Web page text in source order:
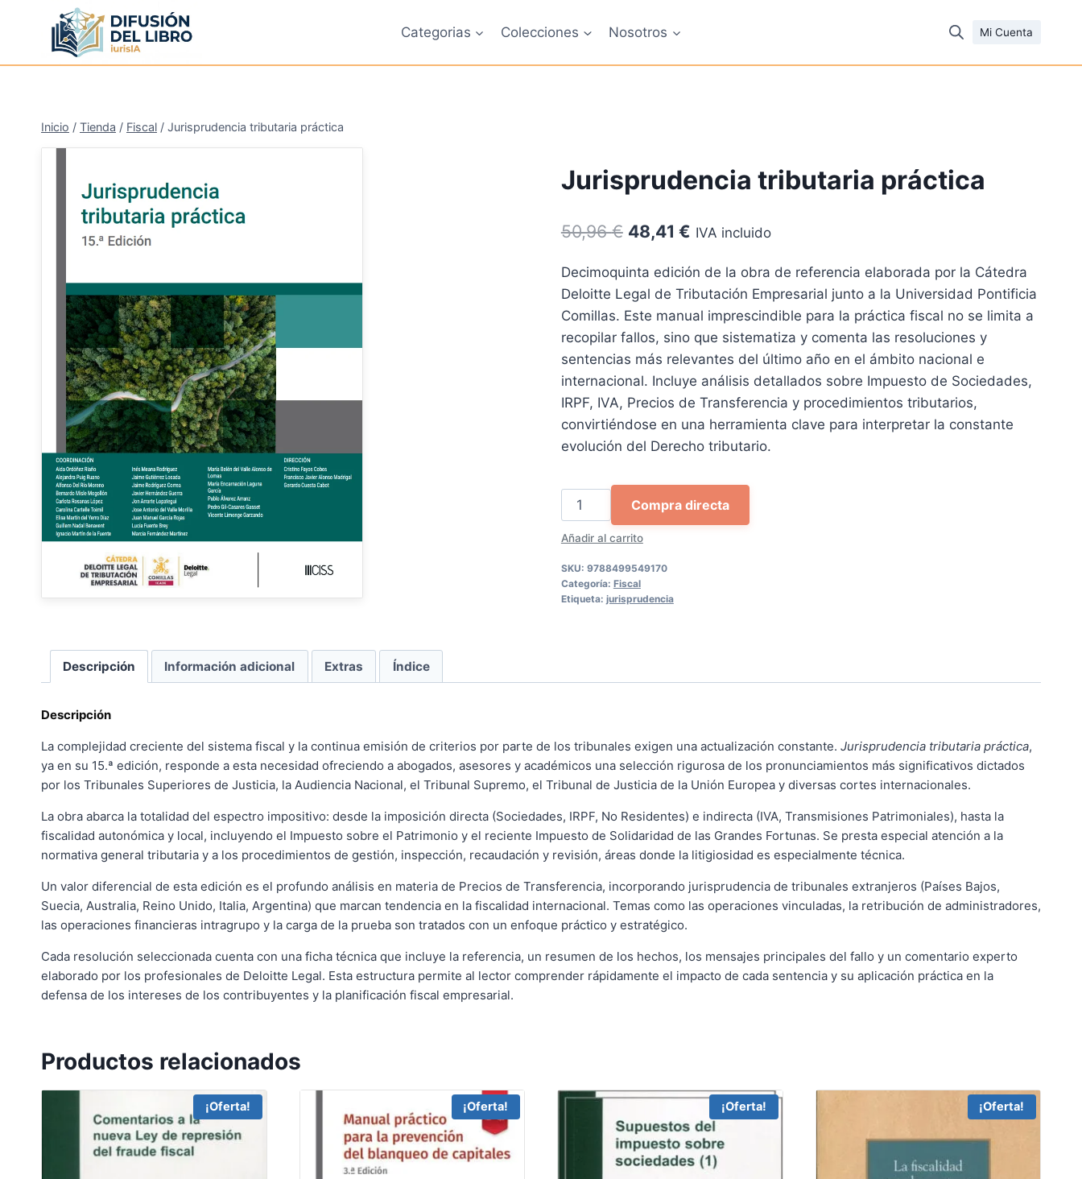
contenido
Categorias Colecciones Nosotros Mi Cuenta
Inicio / Tienda / Fiscal / Jurisprudencia tributaria práctica
Jurisprudencia tributaria práctica
50,96€ El
original
era:
50,96 €.
48,41 €El
actual
es:
48,41 €.
IVA incluido
Decimoquinta edición de la obra de referencia elaborada por la Cátedra
Deloitte Legal de Tributación Empresarial junto a la Universidad Pontificia
Comillas. Este manual imprescindible para la práctica fiscal no se limita a
recopilar fallos, sino que sistematiza y comenta las resoluciones y
sentencias más relevantes del último año en el ámbito nacional e
internacional. Incluye análisis detallados sobre Impuesto de Sociedades,
IRPF, IVA, Precios de Transferencia y procedimientos tributarios,
convirtiéndose en una herramienta clave para interpretar la constante
evolución del Derecho tributario.
Jurisprudencia
tributaria
práctica
cantidad
Añadir al carrito
Compra directa
SKU: 9788499549170
Categoría: Fiscal
Etiqueta: jurisprudencia
Descripción Información adicional Extras Índice
Descripción
La complejidad creciente del sistema fiscal y la continua emisión de criterios por parte de los tribunales exigen una actualización constante. Jurisprudencia tributaria práctica,
ya en su 15.ª edición, responde a esta necesidad ofreciendo a abogados, asesores y académicos una selección rigurosa de los pronunciamientos más significativos dictados
por los Tribunales Superiores de Justicia, la Audiencia Nacional, el Tribunal Supremo, el Tribunal de Justicia de la Unión Europea y diversas cortes internacionales.
La obra abarca la totalidad del espectro impositivo: desde la imposición directa (Sociedades, IRPF, No Residentes) e indirecta (IVA, Transmisiones Patrimoniales), hasta la
fiscalidad autonómica y local, incluyendo el Impuesto sobre el Patrimonio y el reciente Impuesto de Solidaridad de las Grandes Fortunas. Se presta especial atención a la
normativa general tributaria y a los procedimientos de gestión, inspección, recaudación y revisión, áreas donde la litigiosidad es especialmente técnica.
Un valor diferencial de esta edición es el profundo análisis en materia de Precios de Transferencia, incorporando jurisprudencia de tribunales extranjeros (Países Bajos,
Suecia, Australia, Reino Unido, Italia, Argentina) que marcan tendencia en la fiscalidad internacional. Temas como las operaciones vinculadas, la retribución de administradores,
las operaciones financieras intragrupo y la carga de la prueba son tratados con un enfoque práctico y estratégico.
Cada resolución seleccionada cuenta con una ficha técnica que incluye la referencia, un resumen de los hechos, los mensajes principales del fallo y un comentario experto
elaborado por los profesionales de Deloitte Legal. Esta estructura permite al lector comprender rápidamente el impacto de cada sentencia y su aplicación práctica en la
defensa de los intereses de los contribuyentes y la planificación fiscal empresarial.
Productos relacionados
¡Oferta! ¡Oferta! ¡Oferta! ¡Oferta!